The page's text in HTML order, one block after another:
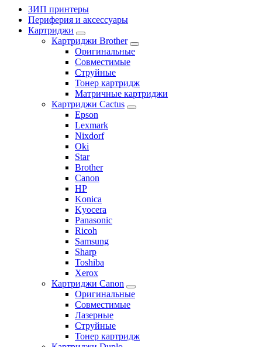
ЗИП принтеры
Периферия и аксессуары
Картриджи
Картриджи Brother
Оригинальные
Совместимые
Струйные
Тонер картридж
Матричные картриджи
Картриджи Cactus
Epson
Lexmark
Nixdorf
Oki
Star
Brother
Canon
HP
Konica
Kyocera
Panasonic
Ricoh
Samsung
Sharp
Toshiba
Xerox
Картриджи Canon
Оригинальные
Совместимые
Лазерные
Струйные
Тонер картридж